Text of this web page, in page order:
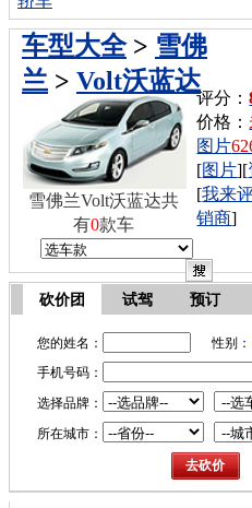
车型大全> 雪佛
兰 > Volt沃蓝达
评分：
价格：
图片
[图片][
[我来
销商]
雪佛兰Volt沃蓝达共
有0款车
砍价团 试驾 预订
您的姓名： 性别：
手机号码：
选择品牌：
所在城市：